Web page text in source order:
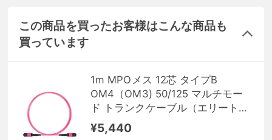
この商品を買ったお客様はこんな商品も
買っています
1m MPOメス 12芯 タイプB
OM4（OM3) 50/125 マルチモー
ド トランクケーブル（エリート、
LSZH、マゼンタ）
¥5,440